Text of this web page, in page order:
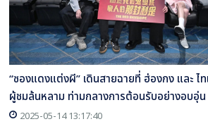
“ซองแดงแต่งผี” เดินสายฉายที่ ฮ่องกง และ ไท
ผู้ชมล้นหลาม ท่ามกลางการต้อนรับอย่างอบอุ่น
2025-05-14 13:17:40